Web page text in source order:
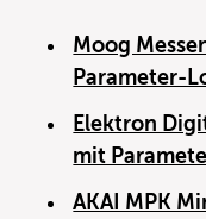
Moog
Parameter-
Elektron
mit
AKAI MPK